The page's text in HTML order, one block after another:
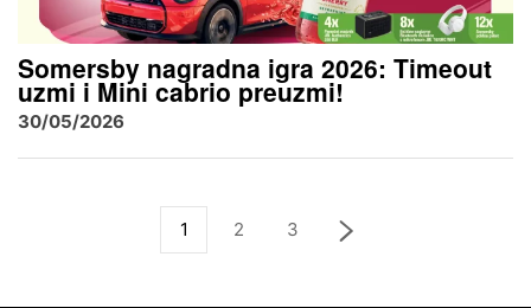
Somersby nagradna igra 2026: Timeout
uzmi i Mini cabrio preuzmi!
30/05/2026
1 2 3